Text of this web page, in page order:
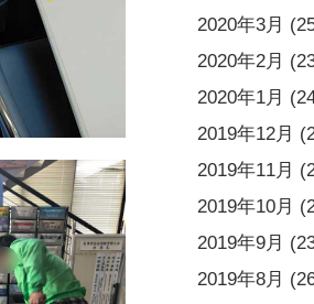
2020年3月
2020年2月
2020年1月
2019年12月
2019年11月
2019年10月
2019年9月
2019年8月